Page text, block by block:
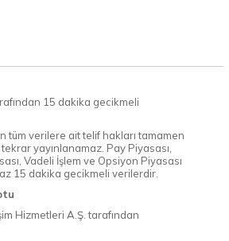
15 dakika gecikmeli
tüm verilere ait telif hakları tamamen
yayınlanamaz. Pay Piyasası,
Vadeli İşlem ve Opsiyon Piyasası
15 dakika gecikmeli verilerdir.
Hizmetleri A.Ş. tarafından